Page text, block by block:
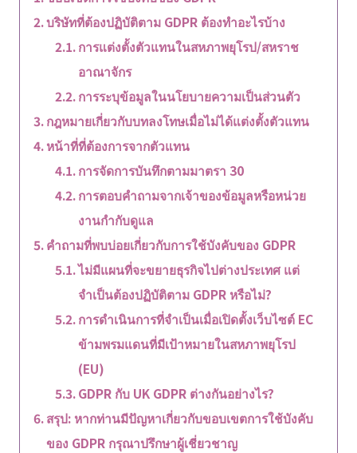
บริษัทที่ต้องปฏิบัติตาม GDPR ต้องทำอะไรบ้าง
การแต่งตั้งตัวแทนในสหภาพยุโรป/สหราช
อาณาจักร
การระบุข้อมูลในนโยบายความเป็นส่วนตัว
กฎหมายเกี่ยวกับบทลงโทษเมื่อไม่ได้แต่งตั้งตัวแทน
หน้าที่ที่ต้องการจากตัวแทน
การจัดการบันทึกตามมาตรา 30
การตอบคำถามจากเจ้าของข้อมูลหรือหน่วย
งานกำกับดูแล
คำถามที่พบบ่อยเกี่ยวกับการใช้บังคับของ GDPR
ไม่มีแผนที่จะขยายธุรกิจไปต่างประเทศ แต่
จำเป็นต้องปฏิบัติตาม GDPR หรือไม่?
การดำเนินการที่จำเป็นเมื่อเปิดตั้งเว็บไซต์ EC
ข้ามพรมแดนที่มีเป้าหมายในสหภาพยุโรป
(EU)
GDPR กับ UK GDPR ต่างกันอย่างไร?
สรุป: หากท่านมีปัญหาเกี่ยวกับขอบเขตการใช้บังคับ
ของ GDPR กรุณาปรึกษาผู้เชี่ยวชาญ